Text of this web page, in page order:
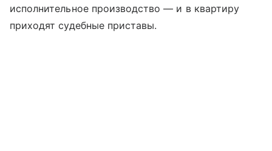
исполнительное производство — и в квартиру
приходят судебные приставы.